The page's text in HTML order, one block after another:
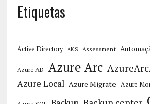
Etiquetas
Active Directory AKS Assessment
Azure AD Azure Arc
Azure Local Azure Migrate Azure